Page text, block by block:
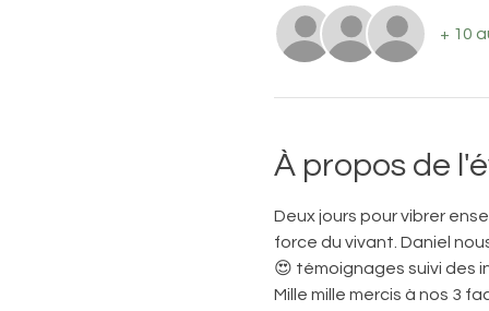
+ 10
À propos de
Deux jours pour vibrer
force du vivant. Daniel
😍 témoignages suivi des
Mille mille mercis à nos 3